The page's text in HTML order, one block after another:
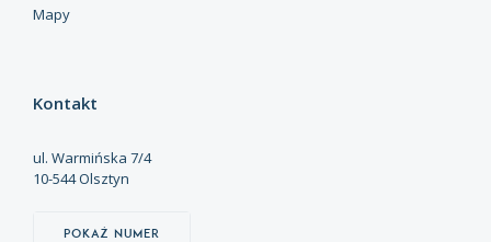
Mapy
Kontakt
ul. Warmińska 7/4
10-544 Olsztyn
Pokaż numer